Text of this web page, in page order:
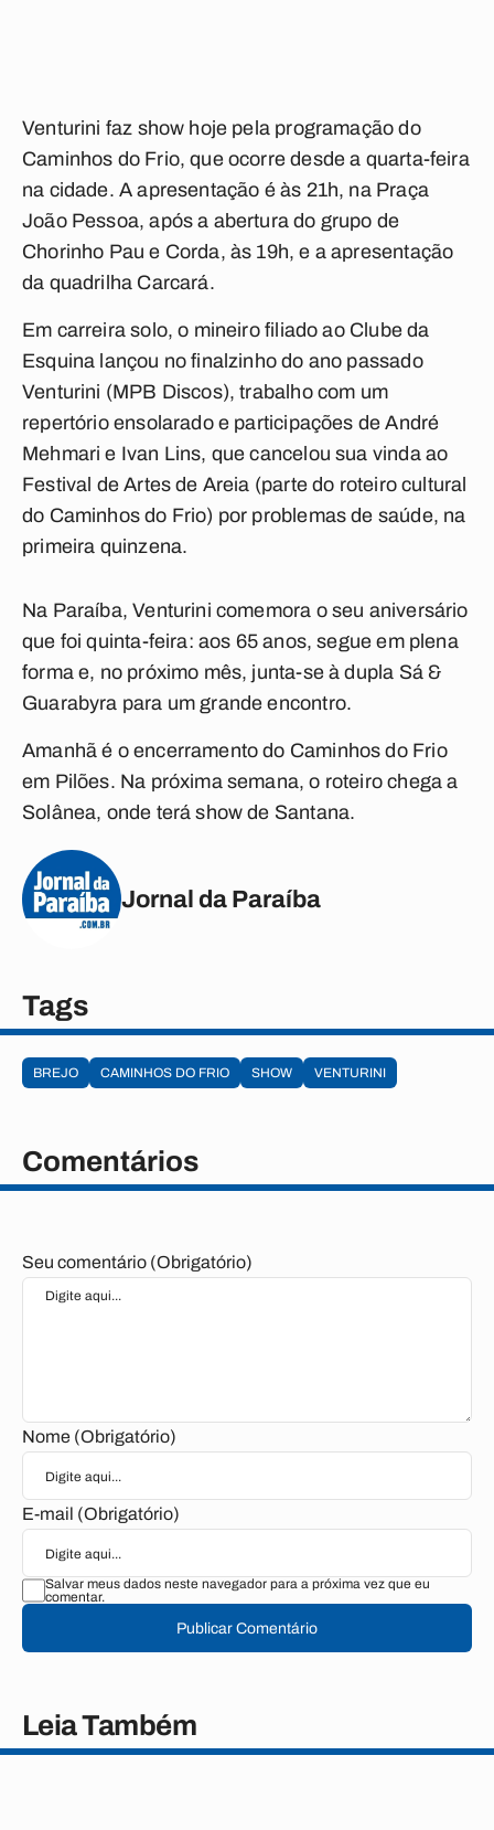
Venturini faz show hoje pela programação do
Caminhos do Frio, que ocorre desde a quarta-feira
na cidade. A apresentação é às 21h, na Praça
João Pessoa, após a abertura do grupo de
Chorinho Pau e Corda, às 19h, e a apresentação
da quadrilha Carcará.
Em carreira solo, o mineiro filiado ao Clube da
Esquina lançou no finalzinho do ano passado
Venturini (MPB Discos), trabalho com um
repertório ensolarado e participações de André
Mehmari e Ivan Lins, que cancelou sua vinda ao
Festival de Artes de Areia (parte do roteiro cultural
do Caminhos do Frio) por problemas de saúde, na
primeira quinzena.
Na Paraíba, Venturini comemora o seu aniversário
que foi quinta-feira: aos 65 anos, segue em plena
forma e, no próximo mês, junta-se à dupla Sá &
Guarabyra para um grande encontro.
Amanhã é o encerramento do Caminhos do Frio
em Pilões. Na próxima semana, o roteiro chega a
Solânea, onde terá show de Santana.
Jornal da Paraíba
Tags
BREJO CAMINHOS DO FRIO SHOW VENTURINI
Comentários
Seu comentário (Obrigatório)
Nome (Obrigatório)
E-mail (Obrigatório)
Salvar meus dados neste navegador para a próxima vez que eu
comentar.
Publicar Comentário
Leia Também